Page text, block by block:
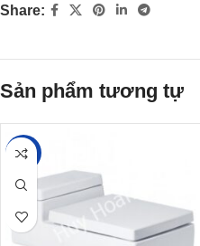
Share:
Sản phẩm tương tự
-29%